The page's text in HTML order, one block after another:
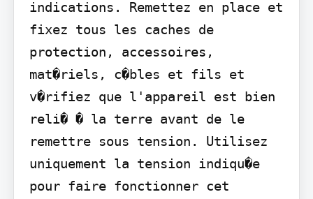
indications. Remettez en place et
fixez tous les caches de
protection, accessoires,
mat�riels, c�bles et fils et
v�rifiez que l'appareil est bien
reli� � la terre avant de le
remettre sous tension. Utilisez
uniquement la tension indiqu�e
pour faire fonctionner cet